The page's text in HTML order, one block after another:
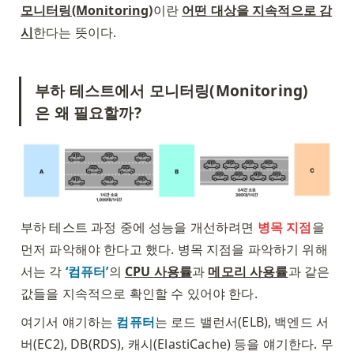
모니터링(Monitoring)이란 어떤 대상을 지속적으로 감
시한다는 뜻이다.
부하 테스트에서 모니터링(Monitoring)
은 왜 필요할까?
부하 테스트 과정 중에 성능을 개선하려면 병목 지점을
먼저 파악해야 한다고 했다. 병목 지점을 파악하기 위해
서는 각 ‘컴퓨터’의 CPU 사용률과 메모리 사용률과 같은
값들을 지속적으로 확인할 수 있어야 한다.
여기서 얘기하는 컴퓨터는 로드 밸런서(ELB), 백엔드 서
버(EC2), DB(RDS), 캐시(ElastiCache) 등을 얘기한다. 무